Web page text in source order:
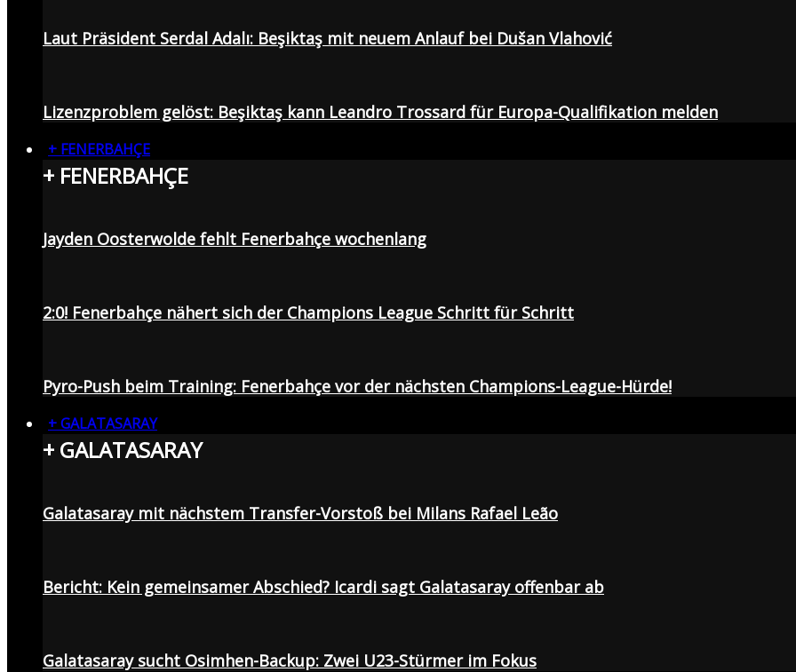
Laut Präsident Serdal Adalı: Beşiktaş mit neuem Anlauf bei Dušan Vlahović
Lizenzproblem gelöst: Beşiktaş kann Leandro Trossard für Europa-Qualifikation melden
+ FENERBAHÇE
+ FENERBAHÇE
Jayden Oosterwolde fehlt Fenerbahçe wochenlang
2:0! Fenerbahçe nähert sich der Champions League Schritt für Schritt
Pyro-Push beim Training: Fenerbahçe vor der nächsten Champions-League-Hürde!
+ GALATASARAY
+ GALATASARAY
Galatasaray mit nächstem Transfer-Vorstoß bei Milans Rafael Leão
Bericht: Kein gemeinsamer Abschied? Icardi sagt Galatasaray offenbar ab
Galatasaray sucht Osimhen-Backup: Zwei U23-Stürmer im Fokus